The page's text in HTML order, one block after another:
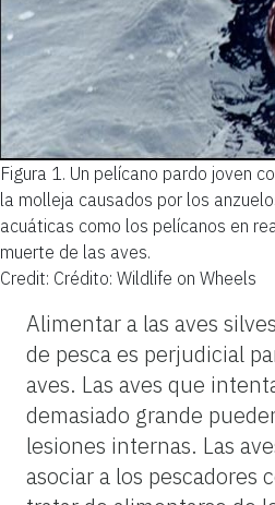
Figura 1. Un pelícano pardo joven
la molleja causados por los
acuáticas como los pelícanos en
muerte de las aves.
Credit: Crédito: Wildlife on Wheels
Alimentar a las aves
de pesca es perjudicial
aves. Las aves que
demasiado grande
lesiones internas. Las
asociar a los pescadores